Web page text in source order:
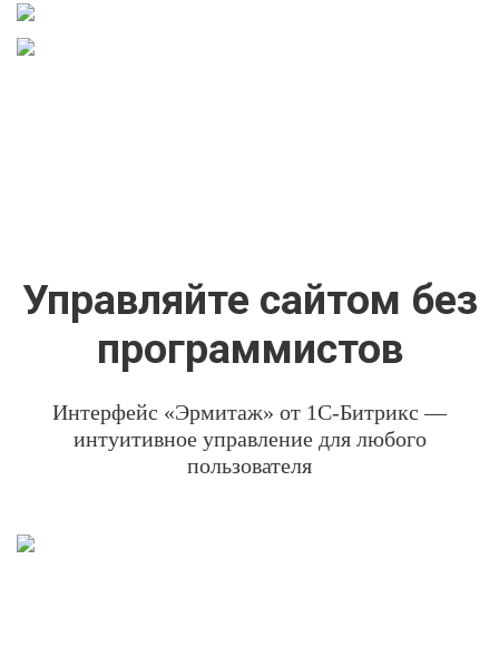
Управляйте сайтом без
программистов
Интерфейс «Эрмитаж» от 1С-Битрикс —
интуитивное управление для любого
пользователя